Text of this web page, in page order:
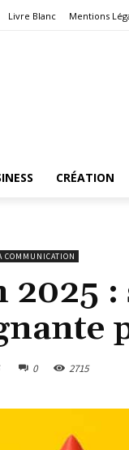
Livre Blanc Mentions
CRÉATION
COMMUNICATION
2025
0 2715